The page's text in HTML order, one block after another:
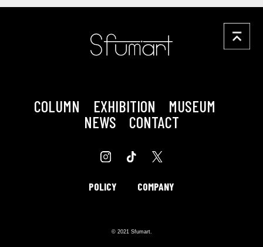
COLUMN EXHIBITION
MUSEUM
NEWS
CONTACT
POLICY COMPANY
© 2021 Sfumart.